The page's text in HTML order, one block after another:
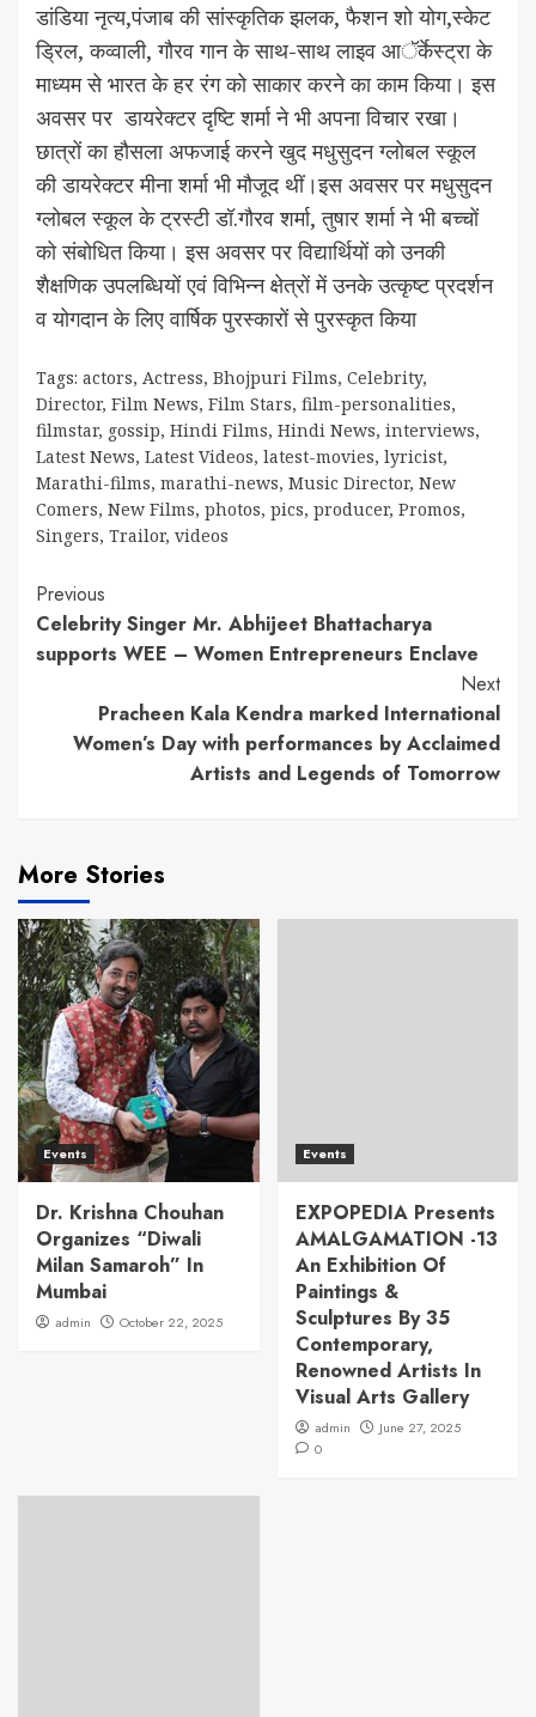
डांडिया नृत्य,पंजाब की सांस्कृतिक झलक, फैशन शो योग,स्केट
ड्रिल, कव्वाली, गौरव गान के साथ-साथ लाइव आॅर्केस्ट्रा के
माध्यम से भारत के हर रंग को साकार करने का काम किया। इस
अवसर पर डायरेक्टर दृष्टि शर्मा ने भी अपना विचार रखा।
छात्रों का हौसला अफजाई करने खुद मधुसुदन ग्लोबल स्कूल
की डायरेक्टर मीना शर्मा भी मौजूद थीं।इस अवसर पर मधुसुदन
ग्लोबल स्कूल के ट्रस्टी डॉ.गौरव शर्मा, तुषार शर्मा ने भी बच्चों
को संबोधित किया। इस अवसर पर विद्यार्थियों को उनकी
शैक्षणिक उपलब्धियों एवं विभिन्न क्षेत्रों में उनके उत्कृष्ट प्रदर्शन
व योगदान के लिए वार्षिक पुरस्कारों से पुरस्कृत किया
Tags: actors, Actress, Bhojpuri Films, Celebrity,
Director, Film News, Film Stars, film-personalities,
filmstar, gossip, Hindi Films, Hindi News, interviews,
Latest News, Latest Videos, latest-movies, lyricist,
Marathi-films, marathi-news, Music Director, New
Comers, New Films, photos, pics, producer, Promos,
Singers, Trailor, videos
Continue
Reading
Previous
Celebrity Singer Mr. Abhijeet Bhattacharya
supports WEE – Women Entrepreneurs Enclave
Next
Pracheen Kala Kendra marked International
Women’s Day with performances by Acclaimed
Artists and Legends of Tomorrow
More Stories
Events
Dr. Krishna Chouhan
Organizes “Diwali
Milan Samaroh” In
Mumbai
admin October 22, 2025
Events
EXPOPEDIA Presents
AMALGAMATION -13
An Exhibition Of
Paintings &
Sculptures By 35
Contemporary,
Renowned Artists In
Visual Arts Gallery
admin
June 27, 2025
0